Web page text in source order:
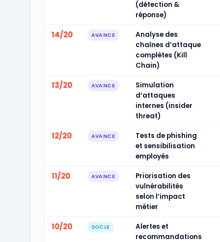
(détection &
réponse)
14/20 AVANCE
Analyse des
chaînes d’attaque
complètes (Kill
Chain)
13/20 AVANCE
Simulation
d’attaques
internes (insider
threat)
12/20 AVANCE
Tests de phishing
et sensibilisation
employés
11/20 AVANCE
Priorisation des
vulnérabilités
selon l’impact
métier
10/20 SOCLE
Alertes et
recommandations